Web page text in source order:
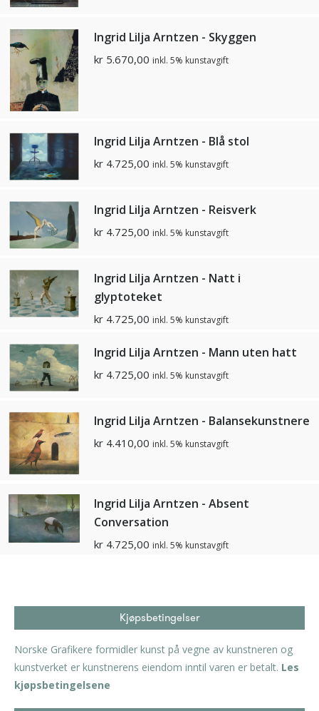
Ingrid Lilja Arntzen - Skyggen
kr 5.670,00 inkl. 5% kunstavgift
Ingrid Lilja Arntzen - Blå stol
kr 4.725,00 inkl. 5% kunstavgift
Ingrid Lilja Arntzen - Reisverk
kr 4.725,00 inkl. 5% kunstavgift
Ingrid Lilja Arntzen - Natt i
glyptoteket
kr 4.725,00 inkl. 5% kunstavgift
Ingrid Lilja Arntzen - Mann uten hatt
kr 4.725,00 inkl. 5% kunstavgift
Ingrid Lilja Arntzen - Balansekunstnere
kr 4.410,00 inkl. 5% kunstavgift
Ingrid Lilja Arntzen - Absent
Conversation
kr 4.725,00 inkl. 5% kunstavgift
Kjøpsbetingelser
Norske Grafikere formidler kunst på vegne av kunstneren og
kunstverket er kunstnerens eiendom inntil varen er betalt. Les
kjøpsbetingelsene